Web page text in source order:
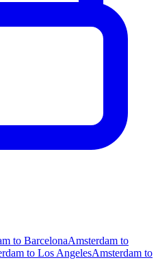
to BarcelonaAmsterdam to
to Los AngelesAmsterdam to